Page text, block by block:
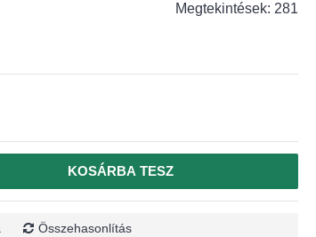
Megtekintések: 281
KOSÁRBA TESZ
Összehasonlítás